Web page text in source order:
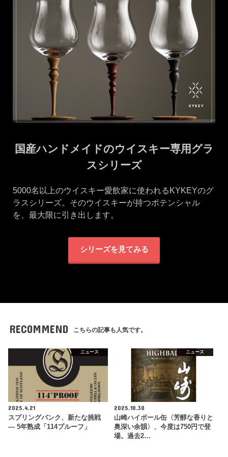
国産ハンドメイドのウイスキー専用グラ
スシリーズ
5000名以上のウイスキー愛飲家に使われるKYKEYのグ
ラスシリーズ。そのウイスキーが持つポテンシャル
を、最大限に引き出します。
シリーズを見てみる
RECOMMEND こちらの記事も人気です。
ニュース
2025.4.21
スプリングバンク、新たな挑戦
― 5年熟成「114プルーフ」
ニュース
2025.10.30
山崎ハイボール缶〈芳醇な香りと
奥深い余韻〉、今度は750円で登
場。過去2…